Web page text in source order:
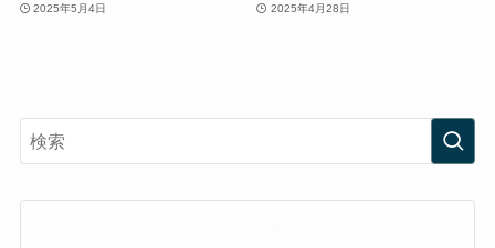
2025年5月4日 2025年4月28日